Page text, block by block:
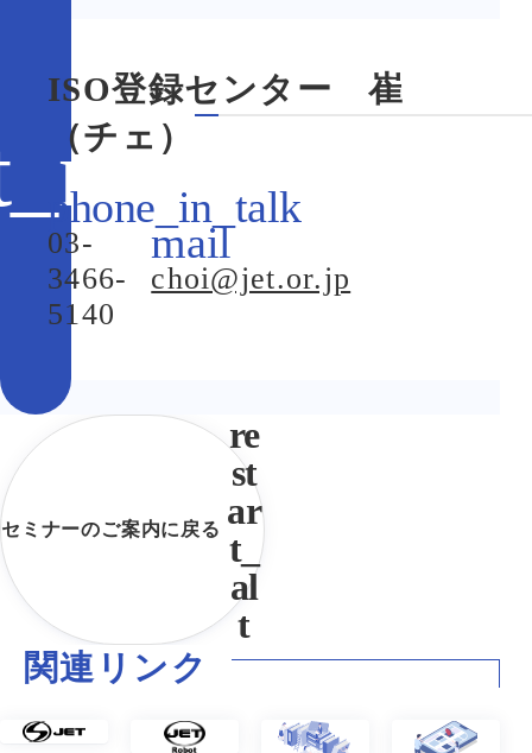
ISO登録センター 崔
（チェ）
03-
3466-
5140
choi@jet.or.jp
セミナーのご案内に戻る
関連リンク